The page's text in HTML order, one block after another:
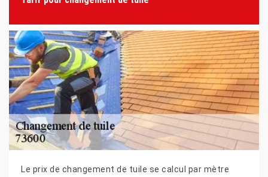
Le prix de changement de tuile se calcul par mètre